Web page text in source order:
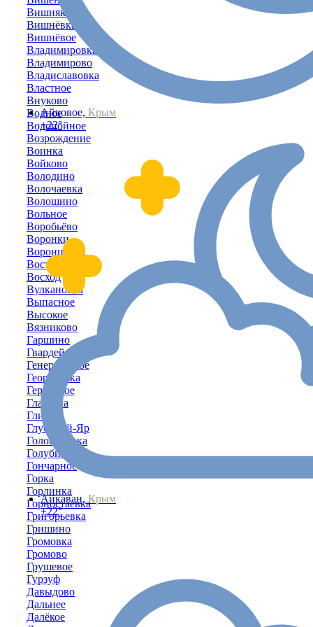
Айвовое, Крым
+22°
Айкаван, Крым
+22°
Вишняковка
Вишнёвка
Вишнёвое
Владимировка
Владимирово
Владиславовка
Властное
Внуково
Водное
Водопойное
Возрождение
Воинка
Войково
Володино
Волочаевка
Волошино
Вольное
Воробьёво
Воронки
Воронцовка
Восточное
Восход
Вулкановка
Выпасное
Высокое
Вязниково
Гаршино
Гвардейское
Генеральское
Георгиевка
Геройское
Глазовка
Глинка
Глубокий-Яр
Головановка
Голубинка
Гончарное
Горка
Горлинка
Горностаевка
Григорьевка
Гришино
Громовка
Громово
Грушевое
Гурзуф
Давыдово
Дальнее
Далёкое